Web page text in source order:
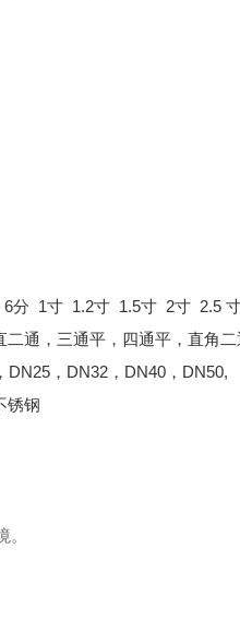
分 1寸 1.2寸 1.5寸 2寸 2.5
通，三通平，四通平，直角
，DN32，DN40，DN50,
锈钢